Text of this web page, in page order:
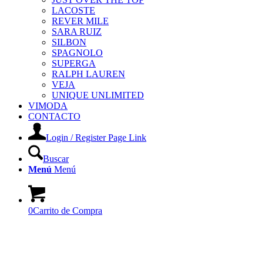
LACOSTE
REVER MILE
SARA RUIZ
SILBON
SPAGNOLO
SUPERGA
RALPH LAUREN
VEJA
UNIQUE UNLIMITED
VIMODA
CONTACTO
Login / Register Page Link
Buscar
Menú Menú
0Carrito de Compra